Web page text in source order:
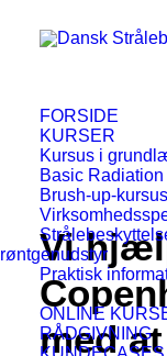
FORSIDE
KURSER
Kursus i
Basic
Brush-up-
røntgenudstyr
Praktisk
ONLINE
RÅDGIVNING
Vi
med